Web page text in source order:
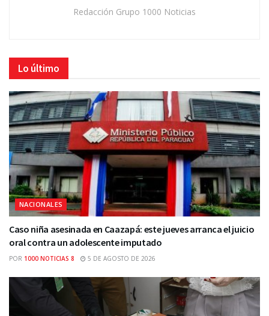
Redacción Grupo 1000 Noticias
Lo último
NACIONALES
Caso niña asesinada en Caazapá: este jueves arranca el juicio
oral contra un adolescente imputado
POR 1000 NOTICIAS 8 5 DE AGOSTO DE 2026